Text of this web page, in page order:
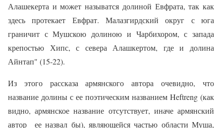
Алашекерта и может называтся долиной Евфрата, так как
здесь протекает Евфрат. Малазгирдский округ с юга
граничит с Мушскою долиною и Чарбихором, с запада
крепостью Хипс, с севера Алашкертом, где и долина
Айнтап" (15-22).
Из этого рассказа армянского автора очевидно, что
название долины с ее поэтическим названием Heftreng (как
видно, армянское название отсутствует, иначе армянский
автор ее назвал бы), являющейся частью области Муша,